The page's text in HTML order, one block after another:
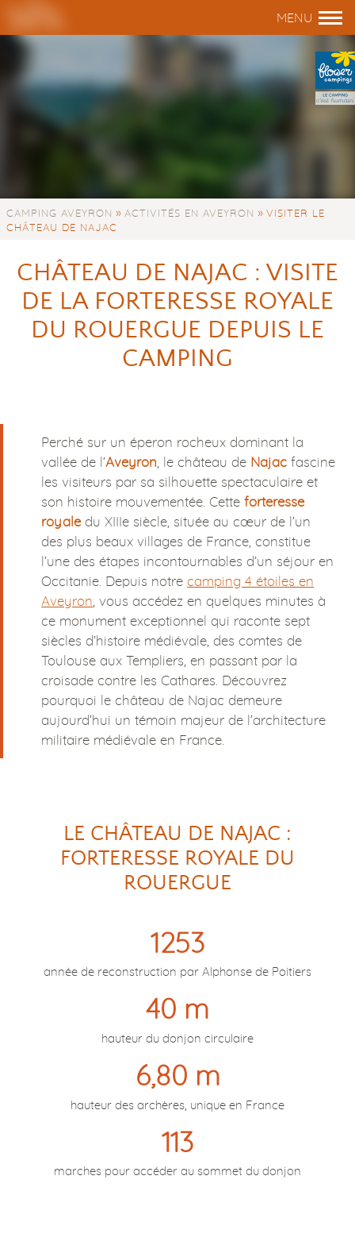
CAMPING AVEYRON » ACTIVITÉS EN AVEYRON » VISITER LE
CHÂTEAU DE NAJAC
CHÂTEAU DE NAJAC : VISITE
DE LA FORTERESSE ROYALE
DU ROUERGUE DEPUIS LE
CAMPING
Perché sur un éperon rocheux dominant la
vallée de l’Aveyron, le château de Najac fascine
les visiteurs par sa silhouette spectaculaire et
son histoire mouvementée. Cetteforteresse
royaledu XIIIe siècle, située au cœur de l’un
des plus beaux villages de France, constitue
l’une des étapes incontournables d’un séjour en
Occitanie. Depuis notrecamping 4 étoiles en
Aveyron, vous accédez en quelques minutes à
ce monument exceptionnel qui raconte sept
siècles d’histoire médiévale, des comtes de
Toulouse aux Templiers, en passant par la
croisade contre les Cathares. Découvrez
pourquoi le château de Najac demeure
aujourd’hui un témoin majeur de l’architecture
militaire médiévale en France.
LE CHÂTEAU DE NAJAC :
FORTERESSE ROYALE DU
ROUERGUE
1253
année de reconstruction par Alphonse de Poitiers
40 m
hauteur du donjon circulaire
6,80 m
hauteur des archères, unique en France
113
marches pour accéder au sommet du donjon